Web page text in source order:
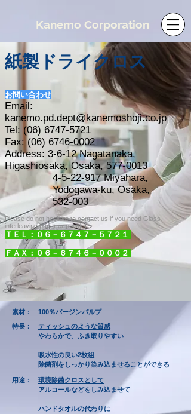
​Kanemo Corporation
​紙製ドライクロス
​お問い合わせ
Email:
kanemo.pd.dept@kanemoshoji.co.jp
Tel: (06) 6747-5721
Fax: (06) 6746-0002
Address: 3-6-12 Nagatanaka,
Higashiosaka, Osaka,577-0013
​4-5-22-917 Miyahara,
Yodogawa-ku, Osaka,
532-003
Please do not hesitate to contact us if you need Glass
interleaving paper or powder
ＴＥＬ：０６－６７４７－５７２１
ＦＡＸ：０６－６７４６－０００２
素材： 100％バージンパルプ
​特長： ティッシュのような質感
やわらかで、ふき取りやすい
吸水性の良い2枚組
除菌剤をしっかり染み込ませることができる
用途： 環境除菌クロスとして
アルコールなどをしみ込ませて
ハンドタオルの代わりに